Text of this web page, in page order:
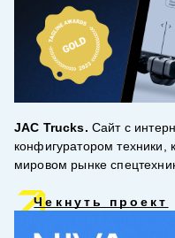
JAC Trucks. Сайт с
конфигуратором техники,
мировом рынке
Чекнуть проект